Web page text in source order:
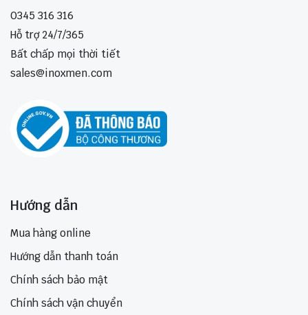
0345 316 316
Hỗ trợ 24/7/365
Bất chấp mọi thời tiết
sales@inoxmen.com
Hướng dẫn
Mua hàng online
Hướng dẫn thanh toán
Chính sách bảo mật
Chính sách vận chuyển